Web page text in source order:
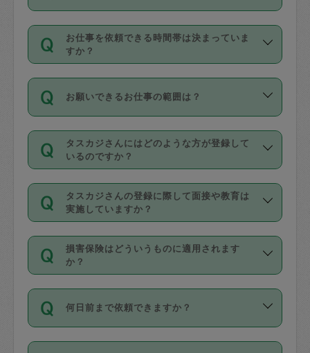
ル登録時にはご入力いただかなくても大
丈夫です。
デビットカード・プリペイドカード（Vプ
リカ、au WALLETなど）は支払にはご利
銀行振込や現金払いも対応していませ
なお、タスカジさんの交通費も、依頼料
金のご請求と合わせてお支払いとなりま
動計算で表示されます。
ポット」よりお得な料金でご利用できま
す。
定期の最低利用回数は設けていない代わ
りに、一定数を超えたキャンセルは有償
（例：毎週定期の場合は３回以上のキャ
ンセルが有償（1200円、隔週定期の場合
は２回以上のキャンセルが有償（1200
交通費は依頼料金とは別途発生し、依頼
料金のご請求と合わせてお支払いとなり
ます。交通費の金額は「依頼の詳細」に
お仕事を依頼できる時間帯は決まっていま
すか？
時間帯は3種類あります。いずれも１回あ
たり３時間です。
・ＡＭ ９時～１２時
・ＰＭ １３時～１６時
・夜 １８時～２１時
開始時間を２時間前後変更することが可
能です。依頼送信後、個別にタスカジさ
んにメッセージを送り調整してくださ
い。ただし、２時間を越えての調整はで
時間も被らない場合、損害保険の対象外
お願いできるお仕事の範囲は？
掃除、整理収納、洗濯、買い物、料理、
作り置きです。タスカジさんによってで
きる仕事の範囲が異なりますので、依頼
する前にタスカジさんのプロフィールで
確認してください。
基本的に、高所での作業や危険作業、屋
外での作業は対象外です。
タスカジさんにはどのような方が登録して
いるのですか？
主婦として長年の家事経験をお持ちの
方、栄養士・調理師といった資格者で保
育園や学校の給食やレストランで料理関
係の専門職に従事されていた方、日本で
すでにハウスキーパーや英語の先生とし
てお仕事をしているフィリピン出身の
社員など様々なバックグラウンドの方が
登録しています。
タスカジさんの登録に際して面接や教育は
実施していますか？
応募の際に、各自事務局との面接と説明
を行っています。その後、身分証明書の
写真提出をしていただいています。外国
確認しています。タスカジさんトレーニ
ング動画を使ったセルフトレーニングの
損害保険はどういうものに適用されます
か？
依頼者とタスカジさんとの間でタスカジ
を通して成立した作業時間内での作業に
適用されます。作業範囲は、掃除、洗
何日前まで依頼できますか？
ご依頼は、現在を起点に3日後（72時間